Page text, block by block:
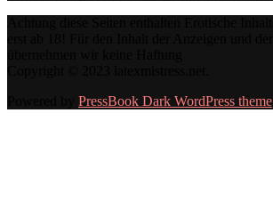
PressBook Dark WordPress theme